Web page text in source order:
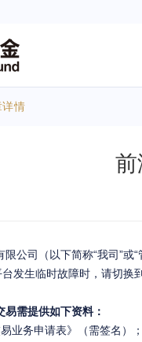
详情
前
公司（以下简称“我司”或
发生临时故障时，请切换
需提供如下资料：
业务申请表》（需签名）；